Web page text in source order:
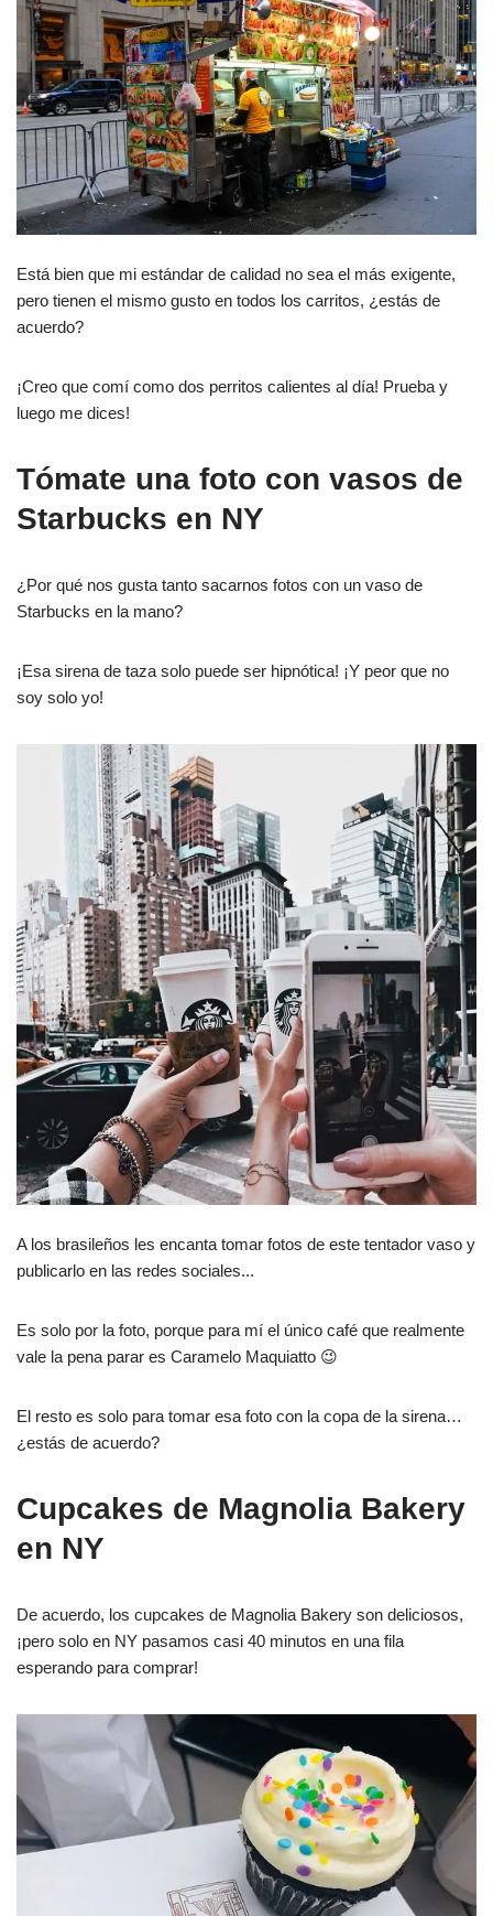
Está bien que mi estándar de calidad no sea el más exigente,
pero tienen el mismo gusto en todos los carritos, ¿estás de
acuerdo?
¡Creo que comí como dos perritos calientes al día! Prueba y
luego me dices!
Tómate una foto con vasos de
Starbucks en NY
¿Por qué nos gusta tanto sacarnos fotos con un vaso de
Starbucks en la mano?
¡Esa sirena de taza solo puede ser hipnótica! ¡Y peor que no
soy solo yo!
A los brasileños les encanta tomar fotos de este tentador vaso y
publicarlo en las redes sociales...
Es solo por la foto, porque para mí el único café que realmente
vale la pena parar es Caramelo Maquiatto 😉
El resto es solo para tomar esa foto con la copa de la sirena…
¿estás de acuerdo?
Cupcakes de Magnolia Bakery
en NY
De acuerdo, los cupcakes de Magnolia Bakery son deliciosos,
¡pero solo en NY pasamos casi 40 minutos en una fila
esperando para comprar!